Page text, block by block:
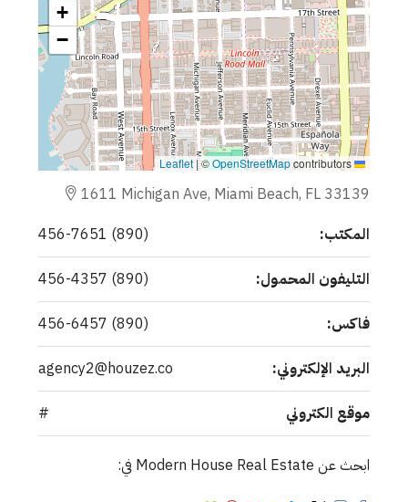
+
−
Leaflet
|©OpenStreetMapcontributors
1611 Michigan Ave, Miami Beach, FL 33139
المكتب:
التليفون المحمول:
فاكس:
البريد الإلكتروني: agency2@houzez.co
موقع الكتروني #
ابحث عن Modern House Real Estate في: